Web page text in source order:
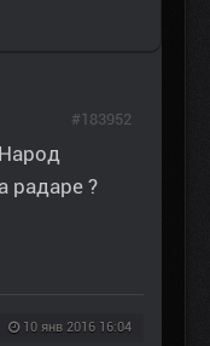
радаре ?
10 янв 2016 16:04
#183952